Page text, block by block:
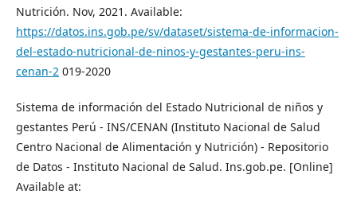
Nutrición. Nov, 2021. Available:
https://datos.ins.gob.pe/sv/dataset/sistema-de-informacion-
del-estado-nutricional-de-ninos-y-gestantes-peru-ins-
cenan-2 019-2020
Sistema de información del Estado Nutricional de niños y
gestantes Perú - INS/CENAN (Instituto Nacional de Salud
Centro Nacional de Alimentación y Nutrición) - Repositorio
de Datos - Instituto Nacional de Salud. Ins.gob.pe. [Online]
Available at: